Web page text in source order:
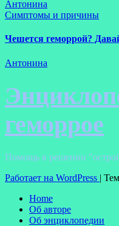
Антонина
Симптомы и причины
Чешется геморрой?
Антонина
геморрое
Помощь в решении
Работает на WordPress |
Home
Об авторе
Об энциклопедии